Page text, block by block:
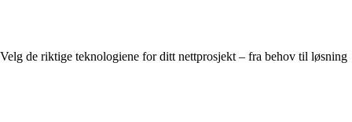
Velg de riktige teknologiene for ditt nettprosjekt – fra behov til løsning